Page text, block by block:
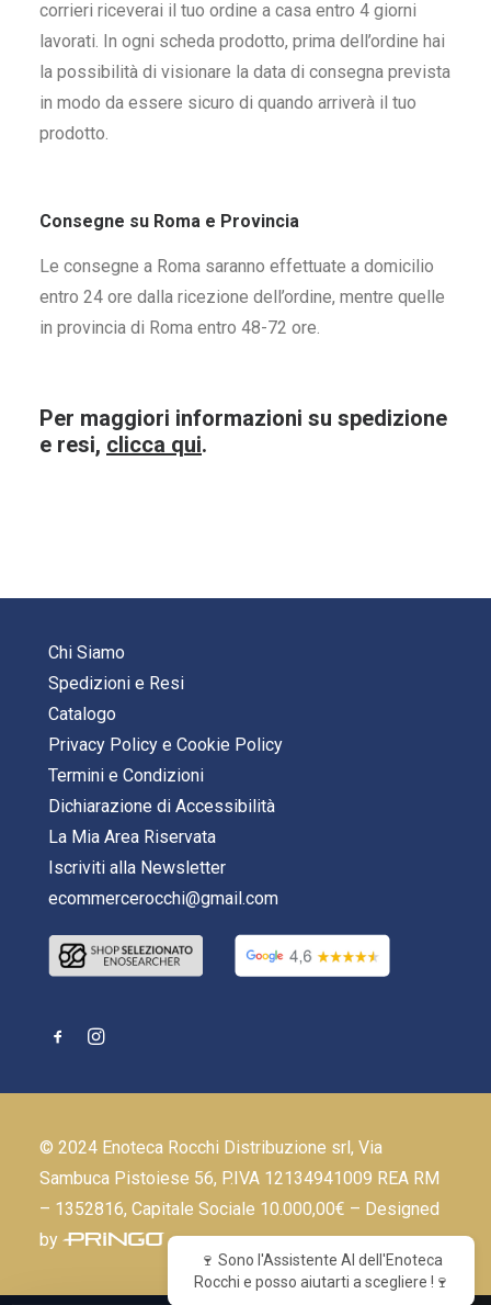
corrieri riceverai il tuo ordine a casa entro 4 giorni
lavorati. In ogni scheda prodotto, prima dell’ordine hai
la possibilità di visionare la data di consegna prevista
in modo da essere sicuro di quando arriverà il tuo
prodotto.
Consegne su Roma e Provincia
Le consegne a Roma saranno effettuate a domicilio
entro 24 ore dalla ricezione dell’ordine, mentre quelle
in provincia di Roma entro 48-72 ore.
Per maggiori informazioni su spedizione
e resi, clicca qui.
Chi Siamo
Spedizioni e Resi
Catalogo
Privacy Policy e Cookie Policy
Termini e Condizioni
Dichiarazione di Accessibilità
La Mia Area Riservata
Iscriviti alla Newsletter
ecommercerocchi@gmail.com
© 2024 Enoteca Rocchi Distribuzione srl, Via
Sambuca Pistoiese 56, P.IVA 12134941009 REA RM
– 1352816, Capitale Sociale 10.000,00€ – Designed
by
🍷 Sono l'Assistente AI dell'Enoteca
Rocchi e posso aiutarti a scegliere !🍷